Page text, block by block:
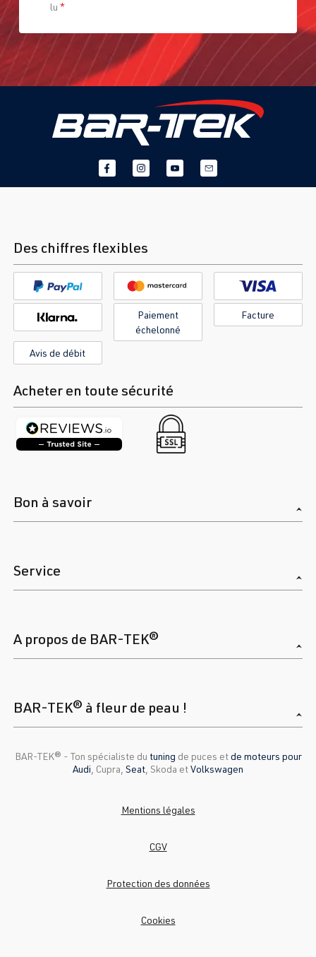
lu *
Des chiffres flexibles
Paiement
échelonné
Facture
Avis de débit
Acheter en toute sécurité
Bon à savoir
Service
A propos de BAR-TEK®
BAR-TEK® à fleur de peau !
BAR-TEK®️ - Ton spécialiste du tuning de puces etde moteurs pour
Audi , Cupra, Seat , Skoda etVolkswagen
Mentions légales
CGV
Protection des données
Cookies